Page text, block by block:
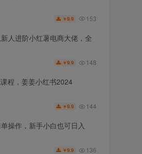
￥9.9 153
人进阶小红薯电商大佬，全
￥9.9 148
程，姜姜小红书2024
￥9.9 144
操作，新手小白也可日入
￥9.9 136